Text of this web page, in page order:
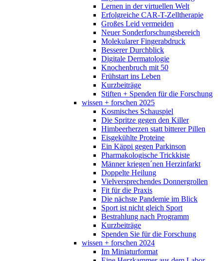
Lernen in der virtuellen Welt
Erfolgreiche CAR-T-Zelltherapie
Großes Leid vermeiden
Neuer Sonderforschungsbereich
Molekularer Fingerabdruck
Besserer Durchblick
Digitale Dermatologie
Knochenbruch mit 50
Frühstart ins Leben
Kurzbeiträge
Stiften + Spenden für die Forschung
wissen + forschen 2025
Kosmisches Schauspiel
Die Spritze gegen den Killer
Himbeerherzen statt bitterer Pillen
Eisgekühlte Proteine
Ein Käppi gegen Parkinson
Pharmakologische Trickkiste
Männer kriegen´nen Herzinfarkt
Doppelte Heilung
Vielversprechendes Donnergrollen
Fit für die Praxis
Die nächste Pandemie im Blick
Sport ist nicht gleich Sport
Bestrahlung nach Programm
Kurzbeiträge
Spenden Sie für die Forschung
wissen + forschen 2024
Im Miniaturformat